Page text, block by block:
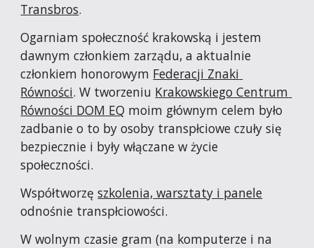
Transbros.
Ogarniam społeczność krakowską i jestem
dawnym członkiem zarządu, a aktualnie
członkiem honorowym Federacji Znaki
Równości. W tworzeniu Krakowskiego Centrum
Równości DOM EQ moim głównym celem było
zadbanie o to by osoby transpłciowe czuły się
bezpiecznie i były włączane w życie
społeczności.
Współtworzę szkolenia, warsztaty i panele
odnośnie transpłciowości.
W wolnym czasie gram (na komputerze i na